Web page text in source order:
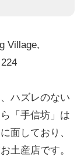
Village,
ハズレのない
「手信坊」は
面しており、
土産店です。